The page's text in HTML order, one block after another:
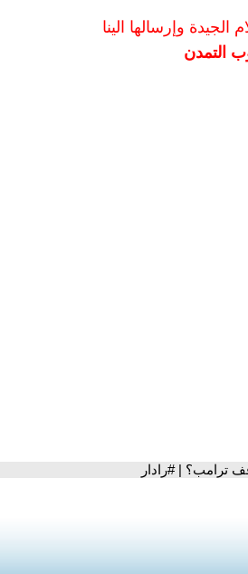
وإرسالها الينا
التمدن
ترامب؟ | #رادار